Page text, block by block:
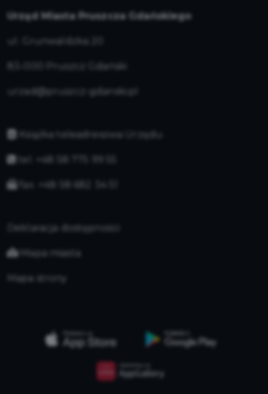
Urząd Miasta Pruszcza Gdańskiego
ul. Grunwaldzka 20
83-000 Pruszcz Gdański
urzad@pruszcz-gdanski.pl
Książka teleadresowa Urzędu
tel. +48 58 775 99 55
fax. +48 58 682 34 51
Deklaracja dostępności
Mapa miasta
Mapa strony